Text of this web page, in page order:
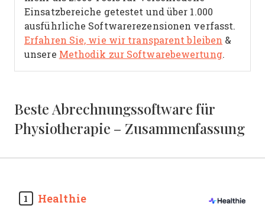
Einsatzbereiche getestet und über 1.000
ausführliche Softwarerezensionen verfasst.
Erfahren Sie, wie wir transparent bleiben &
unsere Methodik zur Softwarebewertung.
Beste Abrechnungssoftware für
Physiotherapie – Zusammenfassung
1 Healthie